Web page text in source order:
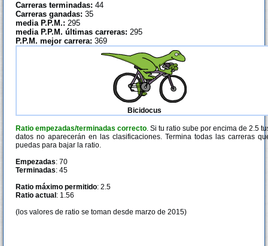
Carreras terminadas: 44
Carreras ganadas: 35
media P.P.M.: 295
media P.P.M. últimas carreras: 295
P.P.M. mejor carrera: 369
Bicidocus
Ratio empezadas/terminadas correcto. Si tu ratio sube por encima de 2.5
datos no aparecerán en las clasificaciones. Termina todas las carreras
puedas para bajar la ratio.
Empezadas: 70
Terminadas: 45
Ratio máximo permitido: 2.5
Ratio actual : 1.56
(los valores de ratio se toman desde marzo de 2015)